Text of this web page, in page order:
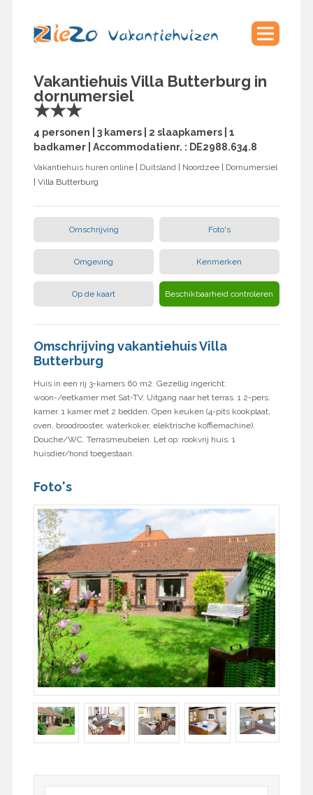
Vakantiehuis Villa Butterburg in
dornumersiel
★★★
4 personen | 3 kamers | 2 slaapkamers | 1
badkamer | Accommodatienr. : DE2988.634.8
Vakantiehuis huren online| Duitsland| Noordzee| Dornumersiel
| Villa Butterburg
Omschrijving Foto's
Omgeving Kenmerken
Op de kaart Beschikbaarheid controleren
Omschrijving vakantiehuis Villa
Butterburg
Huis in een rij 3-kamers 60 m2. Gezellig ingericht:
woon-/eetkamer met Sat-TV. Uitgang naar het terras. 1 2-pers.
kamer. 1 kamer met 2 bedden. Open keuken (4-pits kookplaat,
oven, broodrooster, waterkoker, elektrische koffiemachine).
Douche/WC. Terrasmeubelen. Let op: rookvrij huis. 1
huisdier/hond toegestaan.
Foto's